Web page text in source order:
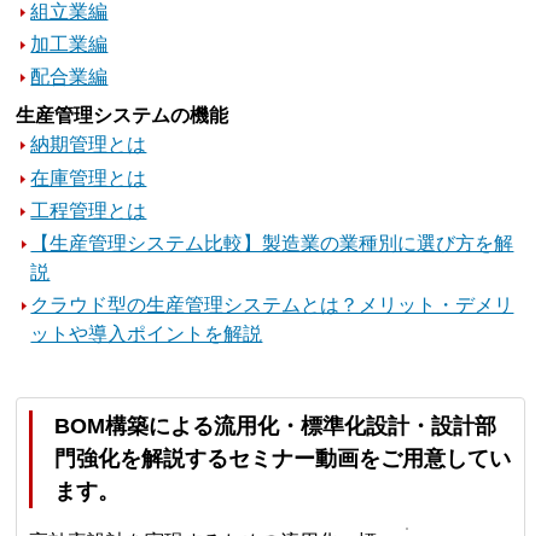
組立業編
加工業編
配合業編
生産管理システムの機能
納期管理とは
在庫管理とは
工程管理とは
【生産管理システム比較】製造業の業種別に選び方を解
説
クラウド型の生産管理システムとは？メリット・デメリ
ットや導入ポイントを解説
BOM構築による流用化・標準化設計・設計部
門強化を解説するセミナー動画をご用意してい
ます。